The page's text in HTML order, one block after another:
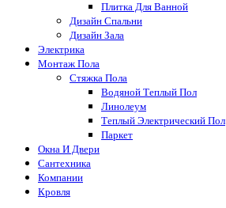
Плитка Для Ванной
Дизайн Спальни
Дизайн Зала
Электрика
Монтаж Пола
Стяжка Пола
Водяной Теплый Пол
Линолеум
Теплый Электрический Пол
Паркет
Окна И Двери
Сантехника
Компании
Кровля